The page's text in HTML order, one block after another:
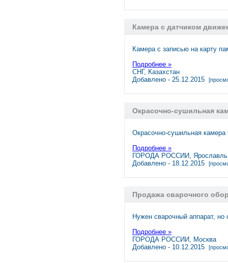
Камера с датчиком
Камера с записью на карту
Подробнее »
СНГ, Казахстан
Добавлено - 25.12.2015
Окрасочно-сушильная
Окрасочно-сушильная
Подробнее »
ГОРОДА РОССИИ, Ярославль
Добавлено - 18.12.2015
Продажа сварочного
Нужен сварочный аппарат,
Подробнее »
ГОРОДА РОССИИ, Москва
Добавлено - 10.12.2015